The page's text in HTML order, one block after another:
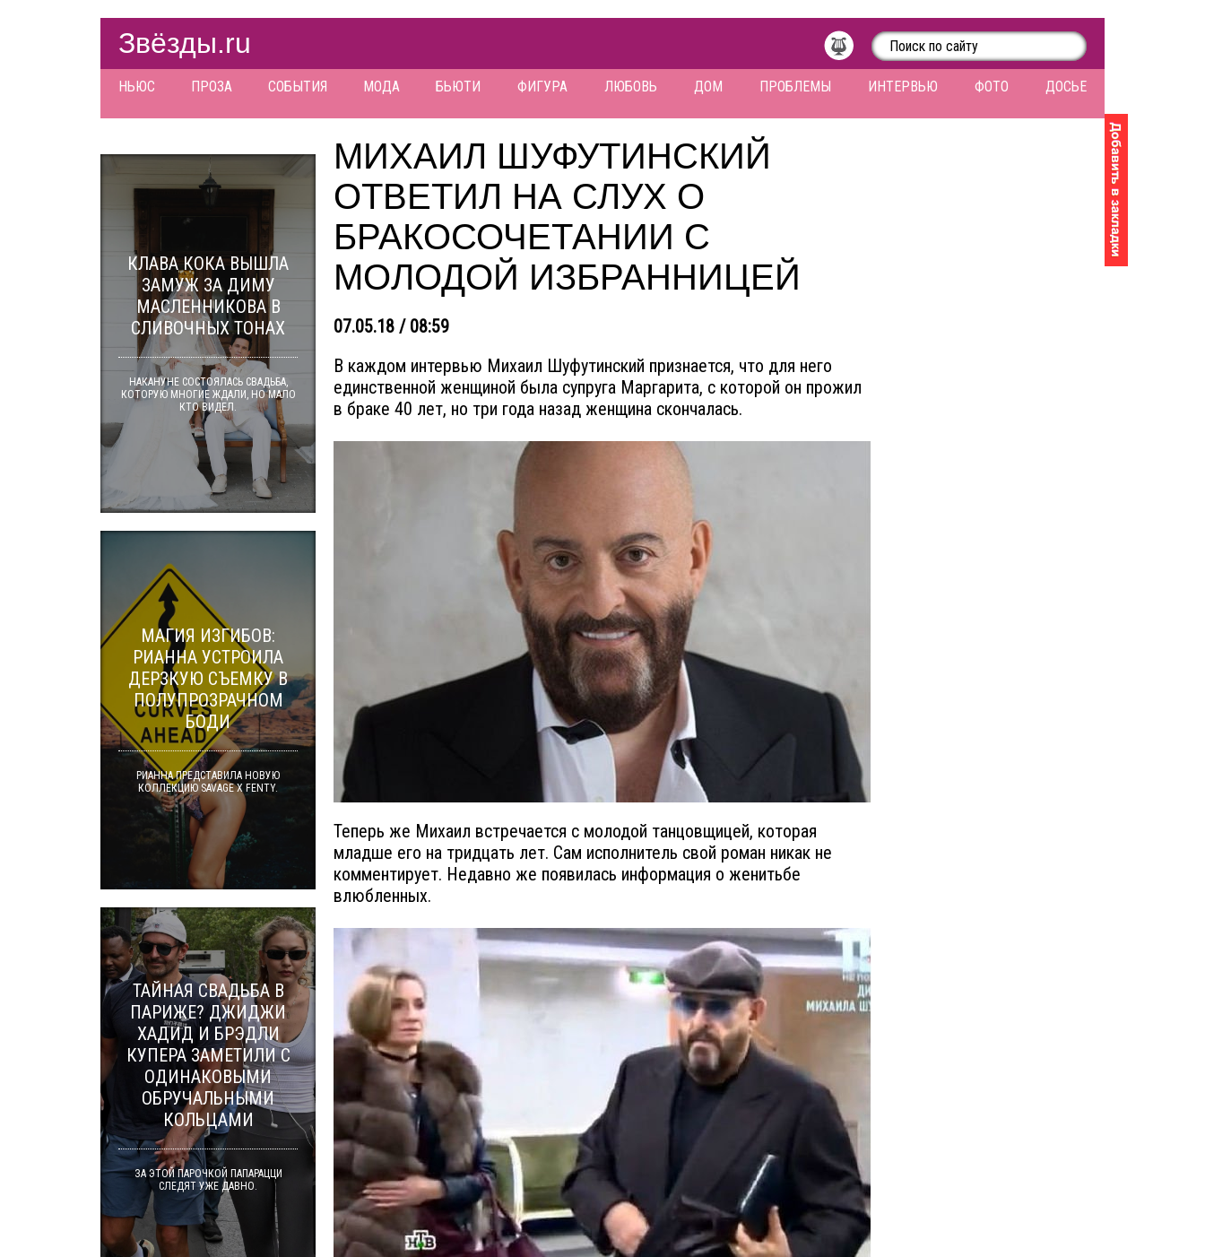
Звёзды.ru
НЬЮС ПРОЗА СОБЫТИЯ МОДА БЬЮТИ ФИГУРА ЛЮБОВЬ ДОМ ПРОБЛЕМЫ ИНТЕРВЬЮ ФОТО ДОСЬЕ
МИХАИЛ ШУФУТИНСКИЙ
ОТВЕТИЛ НА СЛУХ О
БРАКОСОЧЕТАНИИ С
МОЛОДОЙ ИЗБРАННИЦЕЙ
07.05.18 / 08:59
В каждом интервью Михаил Шуфутинский признается, что для него
единственной женщиной была супруга Маргарита, с которой он прожил
в браке 40 лет, но три года назад женщина скончалась.
Теперь же Михаил встречается с молодой танцовщицей, которая
младше его на тридцать лет. Сам исполнитель свой роман никак не
комментирует. Недавно же появилась информация о женитьбе
влюбленных.
КЛАВА КОКА ВЫШЛА
ЗАМУЖ ЗА ДИМУ
МАСЛЕННИКОВА В
СЛИВОЧНЫХ ТОНАХ
НАКАНУНЕ СОСТОЯЛАСЬ СВАДЬБА,
КОТОРУЮ МНОГИЕ ЖДАЛИ, НО МАЛО
КТО ВИДЕЛ.
МАГИЯ ИЗГИБОВ:
РИАННА УСТРОИЛА
ДЕРЗКУЮ СЪЕМКУ В
ПОЛУПРОЗРАЧНОМ
БОДИ
РИАННА ПРЕДСТАВИЛА НОВУЮ
КОЛЛЕКЦИЮ SAVAGE X FENTY.
ТАЙНАЯ СВАДЬБА В
ПАРИЖЕ? ДЖИДЖИ
ХАДИД И БРЭДЛИ
КУПЕРА ЗАМЕТИЛИ С
ОДИНАКОВЫМИ
ОБРУЧАЛЬНЫМИ
КОЛЬЦАМИ
ЗА ЭТОЙ ПАРОЧКОЙ ПАПАРАЦЦИ
СЛЕДЯТ УЖЕ ДАВНО.